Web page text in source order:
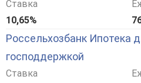
Ставка
10,65%
Россельхозбанк Ипотека
господдержкой
Ставка